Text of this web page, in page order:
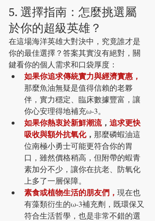
5. 選擇指南：怎麼挑選屬
於你的超級英雄？
在這場海洋英雄大對決中，究竟誰才是
你的最佳選擇？答案其實沒有絕對，關
鍵看你的個人需求和口袋厚度：
如果你追求傳統實力與經濟實惠，
那麼魚油無疑是值得信賴的老夥
伴，實力穩定、臨床數據豐富，讓
你心安理得地補充ω-3。
如果你熱衷於新鮮潮流， 追求更快
吸收與額外抗氧化， 那麼磷蝦油這
位南極小勇士可能更符合你的胃
口，雖然價格稍高，但附帶的蝦青
素加分不少，讓你在抗老、防氧化
上多了一層保障。
素食或植物生活的朋友們， 現在也
有藻類衍生的ω-3補充劑，既環保又
符合生活哲學，也是非常不錯的選